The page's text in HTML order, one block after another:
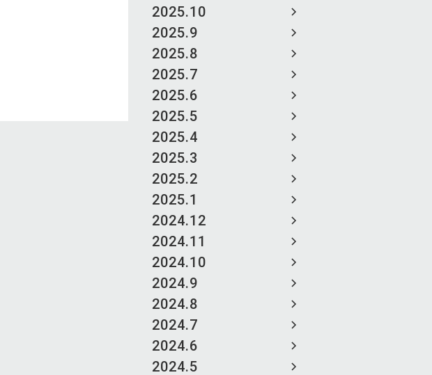
2025.10
2025.9
2025.8
2025.7
2025.6
2025.5
2025.4
2025.3
2025.2
2025.1
2024.12
2024.11
2024.10
2024.9
2024.8
2024.7
2024.6
2024.5